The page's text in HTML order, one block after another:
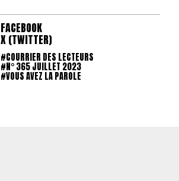
FACEBOOK
X (TWITTER)
#COURRIER DES LECTEURS
#N° 365 JUILLET 2023
#VOUS AVEZ LA PAROLE